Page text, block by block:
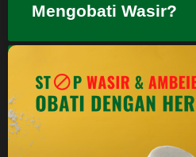
Mengobati Wasir?